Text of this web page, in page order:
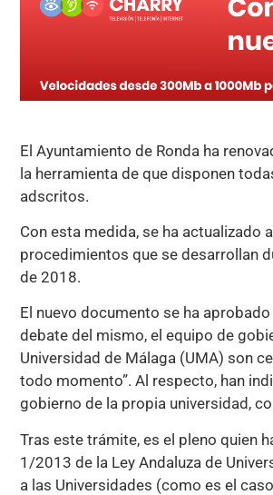
El Ayuntamiento de Ronda ha
la herramienta de que disponen
adscritos.
Con esta medida, se ha actualizado
procedimientos que se desarrollan
de 2018.
El nuevo documento se ha
debate del mismo, el equipo de
Universidad de Málaga (UMA) son
todo momento”. Al respecto, han
gobierno de la propia universidad,
Tras este trámite, es el pleno quien
1/2013 de la Ley Andaluza de
a las Universidades (como es el